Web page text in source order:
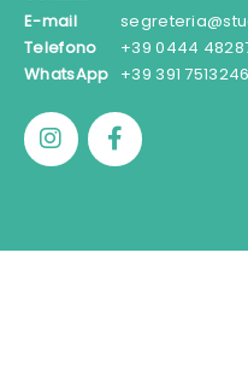
E-mail
Telefono
+39 0444
WhatsApp +39 391 7513246